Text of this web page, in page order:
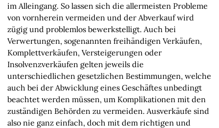
im Alleingang. So lassen sich die allermeisten Probleme
von vornherein vermeiden und der Abverkauf wird
zügig und problemlos bewerkstelligt. Auch bei
Verwertungen, sogenannten freihändigen Verkäufen,
Komplettverkäufen, Versteigerungen oder
Insolvenzverkäufen gelten jeweils die
unterschiedlichen gesetzlichen Bestimmungen, welche
auch bei der Abwicklung eines Geschäftes unbedingt
beachtet werden müssen, um Komplikationen mit den
zuständigen Behörden zu vermeiden. Ausverkäufe sind
also nie ganz einfach, doch mit dem richtigen und